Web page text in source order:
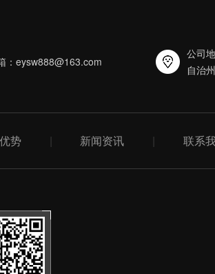
：eysw888@163.com
公司
自治
势 | 新闻资讯 | 联系